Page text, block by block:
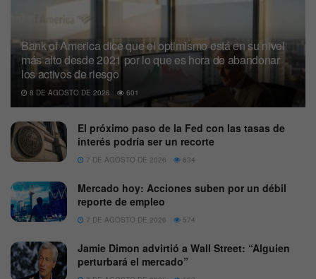
Bank of America dice que el optimismo está en su nivel
más alto desde 2021 por lo que es hora de abandonar
los activos de riesgo
8 DE AGOSTO DE 2026 601
El próximo paso de la Fed con las tasas de
interés podría ser un recorte
7 DE AGOSTO DE 2026 634
Mercado hoy: Acciones suben por un débil
reporte de empleo
7 DE AGOSTO DE 2026 574
Jamie Dimon advirtió a Wall Street: “Alguien
perturbará el mercado”